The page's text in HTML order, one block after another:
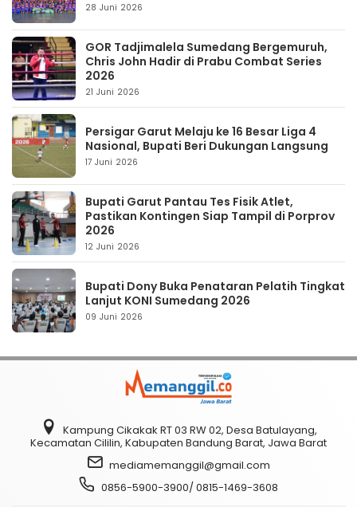
28 Juni 2026
GOR Tadjimalela Sumedang Bergemuruh,
Chris John Hadir di Prabu Combat Series
2026
21 Juni 2026
Persigar Garut Melaju ke 16 Besar Liga 4
Nasional, Bupati Beri Dukungan Langsung
17 Juni 2026
Bupati Garut Pantau Tes Fisik Atlet,
Pastikan Kontingen Siap Tampil di Porprov
2026
12 Juni 2026
Bupati Dony Buka Penataran Pelatih Tingkat
Lanjut KONI Sumedang 2026
09 Juni 2026
Kampung Cikakak RT 03 RW 02, Desa Batulayang,
Kecamatan Cililin, Kabupaten Bandung Barat, Jawa Barat
mediamemanggil@gmail.com
0856-5900-3900/ 0815-1469-3608